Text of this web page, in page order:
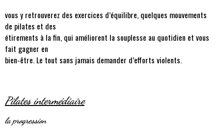
vous y retrouverez des exercices d’équilibre, quelques mouvements
de pilates et des
étirements à la fin, qui améliorent la souplesse au quotidien et vous
fait gagner en
bien-être. Le tout sans jamais demander d’efforts violents.
Pilates intermédiaire
la progression